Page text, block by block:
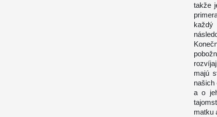
takže
každý
majú
našich
a o
matku